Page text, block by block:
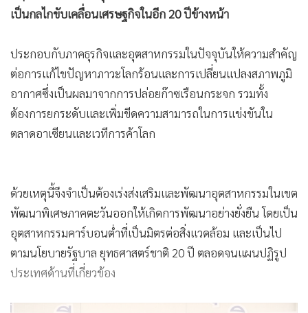
เป็นกลไกขับเคลื่อนเศรษฐกิจในอีก 20 ปีข้างหน้า
ประกอบกับภาคธุรกิจและอุตสาหกรรมในปัจจุบันให้ความสำคัญ
ต่อการแก้ไขปัญหาภาวะโลกร้อนและการเปลี่ยนแปลงสภาพภูมิ
อากาศซึ่งเป็นผลมาจากการปล่อยก๊าซเรือนกระจก รวมทั้ง
ต้องการยกระดับและเพิ่มขีดความสามารถในการแข่งขันใน
ตลาดอาเซียนและเวทีการค้าโลก
ด้วยเหตุนี้จึงจำเป็นต้องเร่งส่งเสริมและพัฒนาอุตสาหกรรมในเขต
พัฒนาพิเศษภาคตะวันออกให้เกิดการพัฒนาอย่างยั่งยืน โดยเป็น
อุตสาหกรรมคาร์บอนต่ำที่เป็นมิตรต่อสิ่งแวดล้อม และเป็นไป
ตามนโยบายรัฐบาล ยุทธศาสตร์ชาติ 20 ปี ตลอดจนแผนปฏิรูป
ประเทศด้านที่เกี่ยวข้อง